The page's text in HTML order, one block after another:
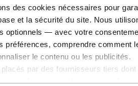
des cookies nécessaires pour
et la sécurité du site. Nous
optionnels — avec votre
comprendre comment
le contenu ou les publicités.
par des fournisseurs tiers dont